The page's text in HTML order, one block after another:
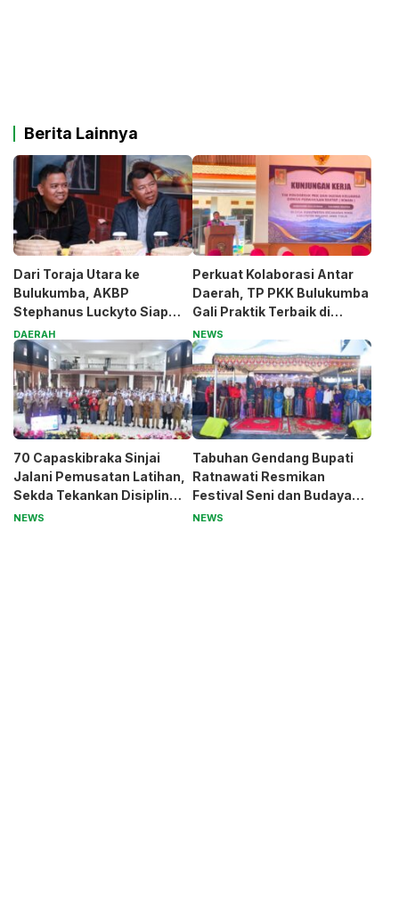
Berita Lainnya
Dari Toraja Utara ke
Bulukumba, AKBP
Stephanus Luckyto Siap
Jaga Kamtibmas
DAERAH
Perkuat Kolaborasi Antar
Daerah, TP PKK Bulukumba
Gali Praktik Terbaik di
Kabupaten Malang
NEWS
70 Capaskibraka Sinjai
Jalani Pemusatan Latihan,
Sekda Tekankan Disiplin
dan Nasionalisme
NEWS
Tabuhan Gendang Bupati
Ratnawati Resmikan
Festival Seni dan Budaya
Sinjai, Benteng Balangnipa
NEWS